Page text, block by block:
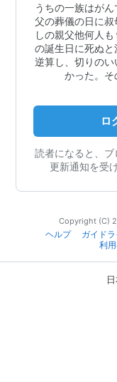
うちの一族はが
父の葬儀の日に
しの親父他何人
の誕生日に死ぬ
逆算し、切りの
かった。そ
ロ
読者になると、ブ
更新通知を受
Copyright (C)
ヘルプ
ガイド
利